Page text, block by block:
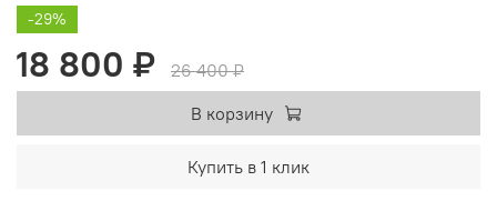
-29%
18 800 ₽
26 400 ₽
В корзину
Купить в 1 клик